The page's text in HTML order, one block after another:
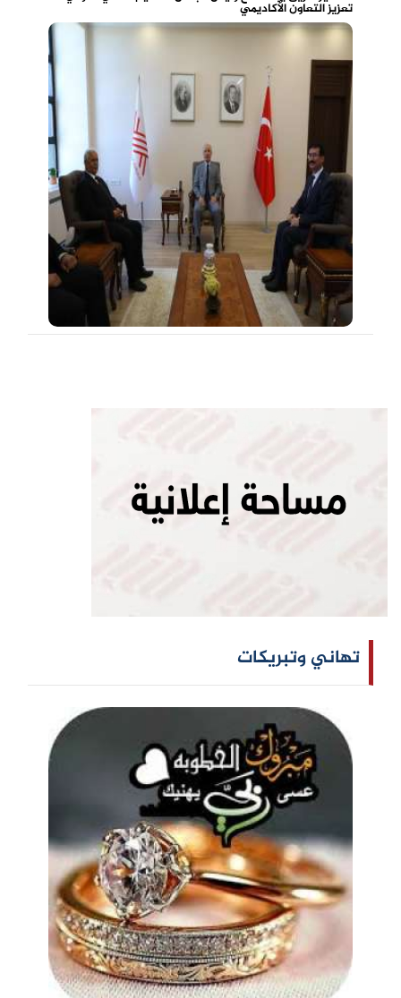
تعزيز التعاون الأكاديمي
تهاني وتبريكات